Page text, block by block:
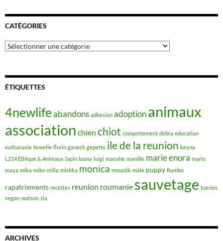
CATÉGORIES
Catégories
ÉTIQUETTES
4newlifeabandons adhesion adoptionanimaux
association chien chiot comportement debra education
euthanasie femelle florin ganesh gepetto ile de la reunion keyna
L214 Éthique & Animaux lapin louna luigi manahe manille marie enora mario
maya mika miko milla mishka monica moustik mâle puppy Rambo
rapatriements recettes reunion roumanie sauvetage tueries
vegan watson zia
ARCHIVES